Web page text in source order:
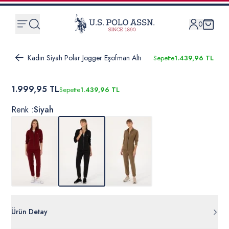
0
Kadın Siyah Polar Jogger Eşofman Altı Sepette1.439,96 TL
1.999,95 TLSepette1.439,96 TL
Renk :Siyah
Ürün Detay